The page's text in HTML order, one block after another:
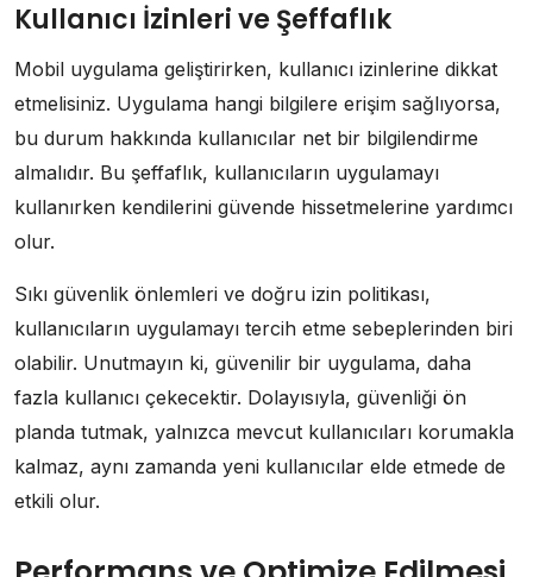
Kullanıcı İzinleri ve Şeffaflık
Mobil uygulama geliştirirken, kullanıcı izinlerine dikkat
etmelisiniz. Uygulama hangi bilgilere erişim sağlıyorsa,
bu durum hakkında kullanıcılar net bir bilgilendirme
almalıdır. Bu şeffaflık, kullanıcıların uygulamayı
kullanırken kendilerini güvende hissetmelerine yardımcı
olur.
Sıkı güvenlik önlemleri ve doğru izin politikası,
kullanıcıların uygulamayı tercih etme sebeplerinden biri
olabilir. Unutmayın ki, güvenilir bir uygulama, daha
fazla kullanıcı çekecektir. Dolayısıyla, güvenliği ön
planda tutmak, yalnızca mevcut kullanıcıları korumakla
kalmaz, aynı zamanda yeni kullanıcılar elde etmede de
etkili olur.